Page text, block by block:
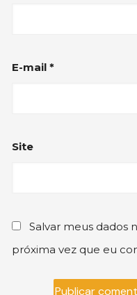
E-mail*
Site
Salvar meus dados
próxima vez que eu